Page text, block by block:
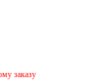
заказу